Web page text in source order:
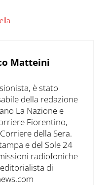
Matteini
è stato
della redazione
La Nazione e
Fiorentino,
della Sera.
e del Sole 24
radiofoniche
di